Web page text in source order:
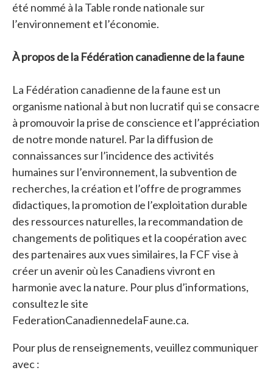
été nommé à la Table ronde nationale sur
l’environnement et l’économie.
À propos de la Fédération canadienne de la faune
La Fédération canadienne de la faune est un
organisme national à but non lucratif qui se consacre
à promouvoir la prise de conscience et l’appréciation
de notre monde naturel. Par la diffusion de
connaissances sur l’incidence des activités
humaines sur l’environnement, la subvention de
recherches, la création et l’offre de programmes
didactiques, la promotion de l’exploitation durable
des ressources naturelles, la recommandation de
changements de politiques et la coopération avec
des partenaires aux vues similaires, la FCF vise à
créer un avenir où les Canadiens vivront en
harmonie avec la nature. Pour plus d’informations,
consultez le site
FederationCanadiennedelaFaune.ca.
Pour plus de renseignements, veuillez communiquer
avec :